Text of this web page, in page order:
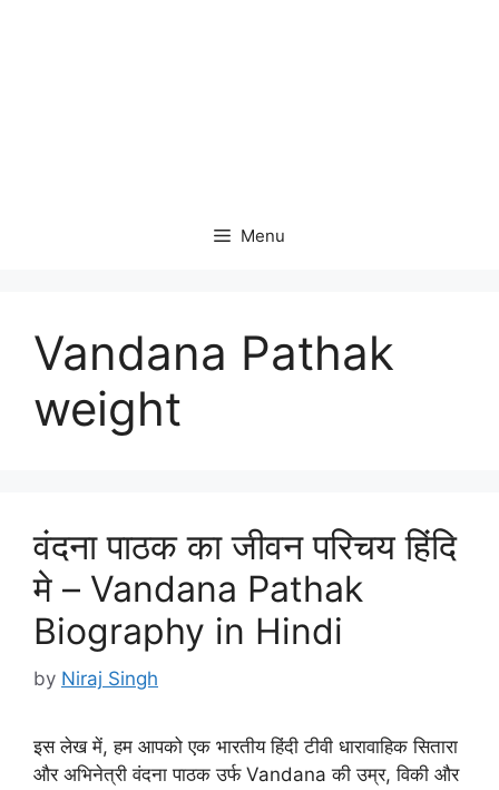
Menu
Vandana Pathak
weight
वंदना पाठक का जीवन परिचय हिंदि
मे – Vandana Pathak
Biography in Hindi
by Niraj Singh
इस लेख में, हम आपको एक भारतीय हिंदी टीवी धारावाहिक सितारा
और अभिनेत्री वंदना पाठक उर्फ Vandana की उम्र, विकी और